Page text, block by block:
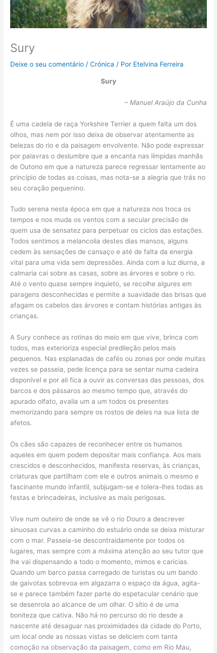
Sury
Deixe o seu comentário /Crónica / Por Etelvina Ferreira
Sury
– Manuel Araújo da Cunha
É uma cadela de raça Yorkshire Terrier a quem falta um dos
olhos, mas nem por isso deixa de observar atentamente as
belezas do rio e da paisagem envolvente. Não pode expressar
por palavras o deslumbre que a encanta nas límpidas manhãs
de Outono em que a natureza parece regressar lentamente ao
princípio de todas as coisas, mas nota-se a alegria que trás no
seu coração pequenino.
Tudo serena nesta época em que a natureza nos troca os
tempos e nos muda os ventos com a secular precisão de
quem usa de sensatez para perpetuar os ciclos das estações.
Todos sentimos a melancolia destes dias mansos, alguns
cedem às sensações de cansaço e até de falta da energia
vital para uma vida sem depressões. Ainda com a luz diurna, a
calmaria cai sobre as casas, sobre as árvores e sobre o rio.
Até o vento quase sempre inquieto, se recolhe algures em
paragens desconhecidas e permite a suavidade das brisas que
afagam os cabelos das árvores e contam histórias antigas às
crianças.
A Sury conhece as rotinas do meio em que vive, brinca com
todos, mas exterioriza especial predileção pelos mais
pequenos. Nas esplanadas de cafés ou zonas por onde muitas
vezes se passeia, pede licença para se sentar numa cadeira
disponível e por ali fica a ouvir as conversas das pessoas, dos
barcos e dos pássaros ao mesmo tempo que, através do
apurado olfato, avalia um a um todos os presentes
memorizando para sempre os rostos de deles na sua lista de
afetos.
Os cães são capazes de reconhecer entre os humanos
aqueles em quem podem depositar mais confiança. Aos mais
crescidos e desconhecidos, manifesta reservas, às crianças,
criaturas que partilham com ele e outros animais o mesmo e
fascinante mundo infantil, subjugam-se e tolera-lhes todas as
festas e brincadeiras, inclusive as mais perigosas.
Vive num outeiro de onde se vê o rio Douro a descrever
sinuosas curvas a caminho do estuário onde se deixa misturar
com o mar. Passeia-se descontraidamente por todos os
lugares, mas sempre com a máxima atenção ao seu tutor que
lhe vai dispensando a todo o momento, mimos e caricias.
Quando um barco passa carregado de turistas ou um bando
de gaivotas sobrevoa em algazarra o espaço da água, agita-
se e parece também fazer parte do espetacular cenário que
se desenrola ao alcance de um olhar. O sítio é de uma
boniteza que cativa. Não há no percurso do rio desde a
nascente até desaguar nas proximidades da cidade do Porto,
um local onde as nossas vistas se deliciem com tanta
comoção na observação da paisagem, como em Rio Mau,